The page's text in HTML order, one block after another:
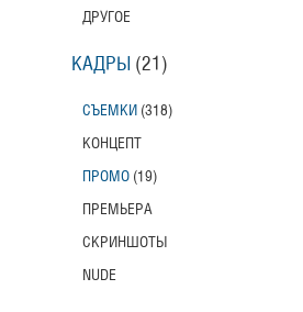
ДРУГОЕ
КАДРЫ (21)
СЪЕМКИ (318)
КОНЦЕПТ
ПРОМО (19)
ПРЕМЬЕРА
СКРИНШОТЫ
NUDE